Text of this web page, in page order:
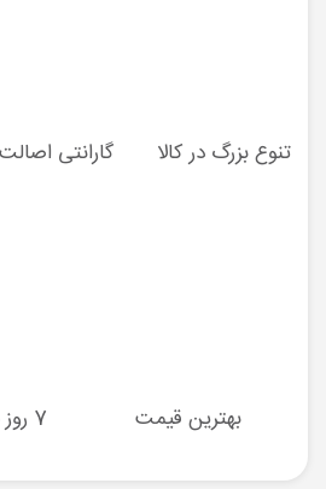
تنوع بزرگ در کالا گارانتی اصالت
بهترین قیمت 7 روز بازگشت کالا